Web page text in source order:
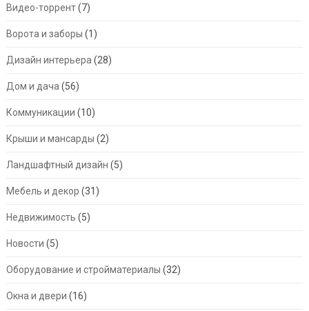
Видео-торрент(7)
Ворота и заборы (1)
Дизайн интерьера (28)
Дом и дача (56)
Коммуникации (10)
Крыши и мансарды (2)
Ландшафтный дизайн (5)
Мебель и декор (31)
Недвижимость (5)
Новости (5)
Оборудование и стройматериалы (32)
Окна и двери (16)